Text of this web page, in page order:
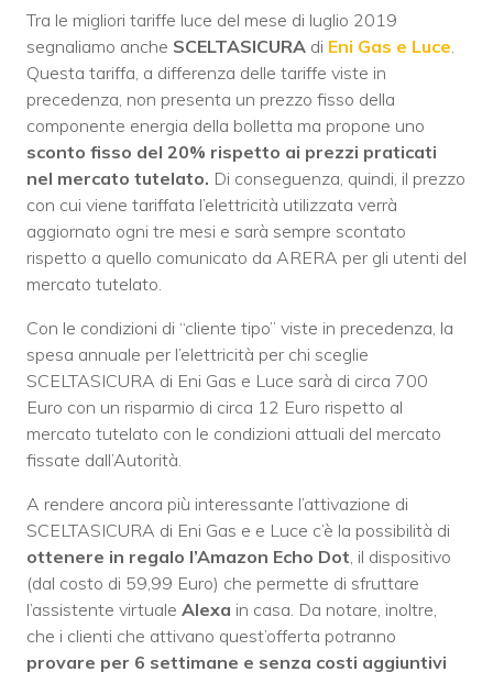
Tra le migliori tariffe luce del mese di luglio 2019
segnaliamo anche SCELTASICURA di Eni Gas e Luce.
Questa tariffa, a differenza delle tariffe viste in
precedenza, non presenta un prezzo fisso della
componente energia della bolletta ma propone uno
sconto fisso del 20% rispetto ai prezzi praticati
nel mercato tutelato. Di conseguenza, quindi, il prezzo
con cui viene tariffata l’elettricità utilizzata verrà
aggiornato ogni tre mesi e sarà sempre scontato
rispetto a quello comunicato da ARERA per gli utenti del
mercato tutelato.
Con le condizioni di “cliente tipo” viste in precedenza, la
spesa annuale per l’elettricità per chi sceglie
SCELTASICURA di Eni Gas e Luce sarà di circa 700
Euro con un risparmio di circa 12 Euro rispetto al
mercato tutelato con le condizioni attuali del mercato
fissate dall’Autorità.
A rendere ancora più interessante l’attivazione di
SCELTASICURA di Eni Gas e e Luce c’è la possibilità di
ottenere in regalo l’Amazon Echo Dot, il dispositivo
(dal costo di 59,99 Euro) che permette di sfruttare
l’assistente virtuale Alexa in casa. Da notare, inoltre,
che i clienti che attivano quest’offerta potranno
provare per 6 settimane e senza costi aggiuntivi